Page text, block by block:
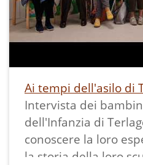
Ai tempi dell'asilo di
Intervista dei
dell'Infanzia di
conoscere la loro
la storia della loro